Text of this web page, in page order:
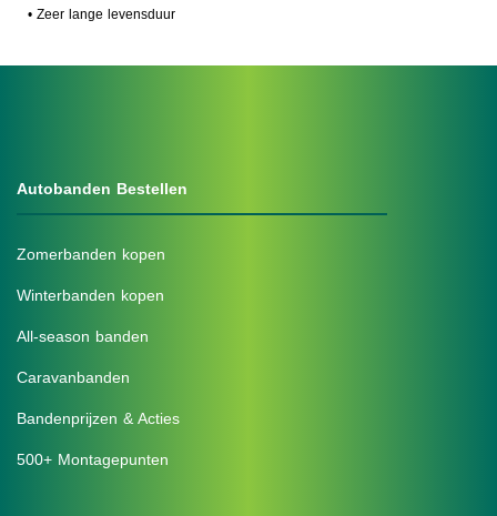
• Zeer lange levensduur
Autobanden Bestellen
Zomerbanden kopen
Winterbanden kopen
All-season banden
Caravanbanden
Bandenprijzen & Acties
500+ Montagepunten